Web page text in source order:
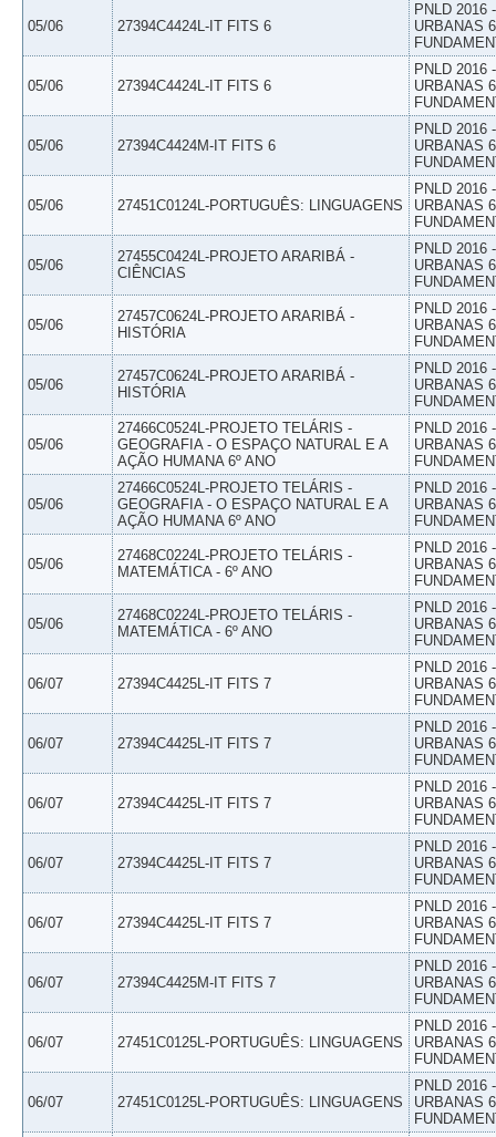
05/06 27394C4424L-IT FITS 6
PNLD 2016
URBANAS
05/06 27394C4424L-IT FITS 6
PNLD 2016
URBANAS
05/06 27394C4424M-IT FITS 6
PNLD 2016
URBANAS
05/06 27451C0124L-PORTUGUÊS: LINGUAGENS
PNLD 2016
URBANAS
05/06
27455C0424L-PROJETO ARARIBÁ -
CIÊNCIAS
PNLD 2016
URBANAS
05/06
27457C0624L-PROJETO ARARIBÁ -
HISTÓRIA
PNLD 2016
URBANAS
05/06
27457C0624L-PROJETO ARARIBÁ -
HISTÓRIA
PNLD 2016
URBANAS
05/06
27466C0524L-PROJETO TELÁRIS -
GEOGRAFIA - O ESPAÇO NATURAL E A
AÇÃO HUMANA 6º ANO
PNLD 2016
URBANAS
05/06
27466C0524L-PROJETO TELÁRIS -
GEOGRAFIA - O ESPAÇO NATURAL E A
AÇÃO HUMANA 6º ANO
PNLD 2016
URBANAS
05/06
27468C0224L-PROJETO TELÁRIS -
MATEMÁTICA - 6º ANO
PNLD 2016
URBANAS
05/06
27468C0224L-PROJETO TELÁRIS -
MATEMÁTICA - 6º ANO
PNLD 2016
URBANAS
06/07 27394C4425L-IT FITS 7
PNLD 2016
URBANAS
06/07 27394C4425L-IT FITS 7
PNLD 2016
URBANAS
06/07 27394C4425L-IT FITS 7
PNLD 2016
URBANAS
06/07 27394C4425L-IT FITS 7
PNLD 2016
URBANAS
06/07 27394C4425L-IT FITS 7
PNLD 2016
URBANAS
06/07 27394C4425M-IT FITS 7
PNLD 2016
URBANAS
06/07 27451C0125L-PORTUGUÊS: LINGUAGENS
PNLD 2016
URBANAS
06/07 27451C0125L-PORTUGUÊS: LINGUAGENS
PNLD 2016
URBANAS